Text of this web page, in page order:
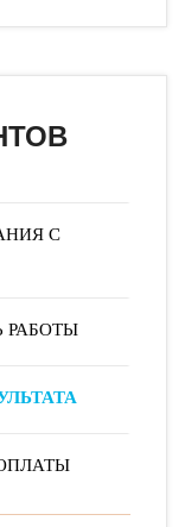
С
РАБОТЫ